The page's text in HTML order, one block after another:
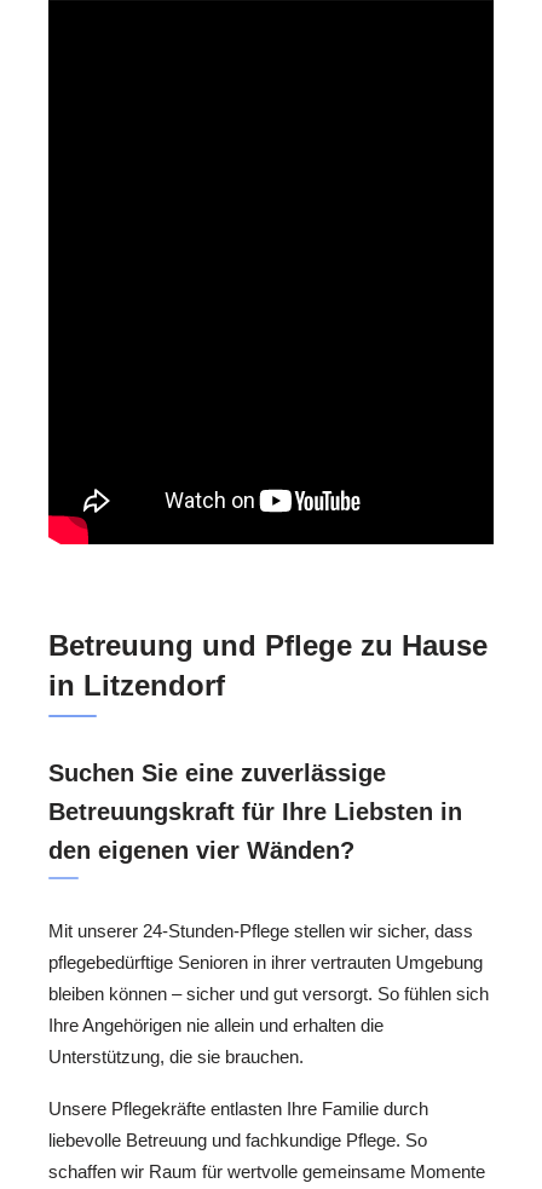
Betreuung und Pflege zu Hause
in Litzendorf
Suchen Sie eine zuverlässige
Betreuungskraft für Ihre Liebsten in
den eigenen vier Wänden?
Mit unserer 24-Stunden-Pflege stellen wir sicher, dass
pflegebedürftige Senioren in ihrer vertrauten Umgebung
bleiben können – sicher und gut versorgt. So fühlen sich
Ihre Angehörigen nie allein und erhalten die
Unterstützung, die sie brauchen.
Unsere Pflegekräfte entlasten Ihre Familie durch
liebevolle Betreuung und fachkundige Pflege. So
schaffen wir Raum für wertvolle gemeinsame Momente